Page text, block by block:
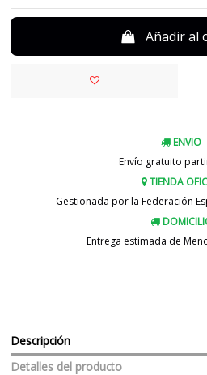
Añadir al
ENVIO
Envío gratuito
TIENDA
Gestionada por la Federación
Entrega estimada de
Descripción
Detalles del producto